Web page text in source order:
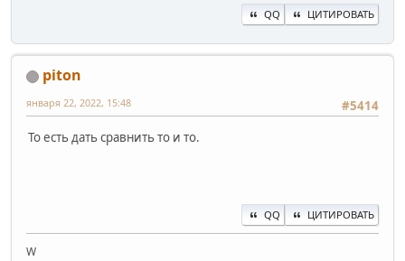
QQ ЦИТИРОВАТЬ
piton
#5414
января 22, 2022, 15:48
То есть дать сравнить то и то.
QQ ЦИТИРОВАТЬ
W